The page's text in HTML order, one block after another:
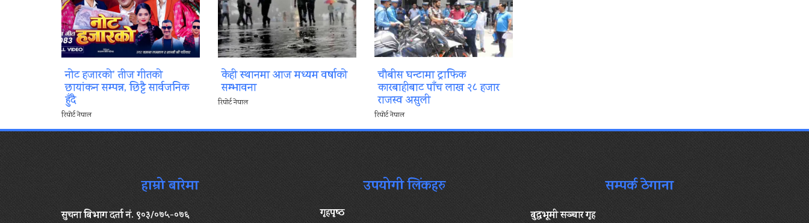
नोट हजारको’ तीज गीतको
छायांकन सम्पन्न, छिट्टै सार्वजनिक
हुँदै
रिपोर्ट नेपाल
केही स्थानमा आज मध्यम वर्षाको
सम्भावना
रिपोर्ट नेपाल
चौबीस घन्टामा ट्राफिक
कारबाहीबाट पाँच लाख २८ हजार
राजस्व असुली
रिपोर्ट नेपाल
हाम्रो बारेमा
सुचना बिभाग दर्ता नं. ९०३/०७५-०७६
उपयोगी लिंकहरु
गृहपृष्‍ठ
सम्पर्क ठेगाना
बुद्धभूमी सञ्चार गृह